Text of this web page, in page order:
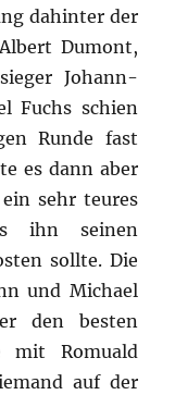
dahinter der
Dumont,
Johann-
Fuchs schien
Runde fast
es dann aber
sehr teures
ihn seinen
sollte. Die
und Michael
den besten
mit Romuald
auf der